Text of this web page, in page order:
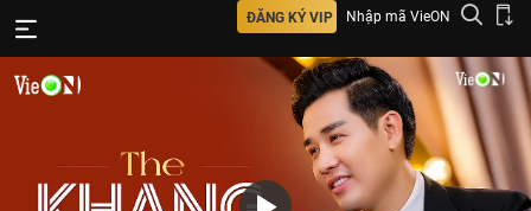
ĐĂNG KÝ VIP Nhập mã VieON